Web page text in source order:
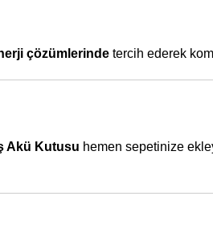
çözümlerinde tercih ederek
Akü Kutusu hemen sepetinize